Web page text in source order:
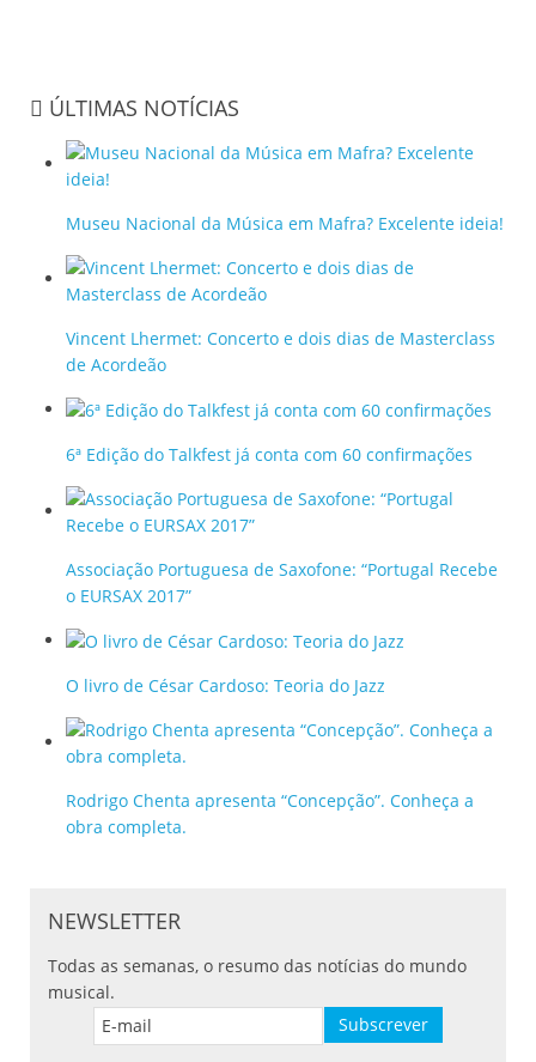
ÚLTIMAS NOTÍCIAS
Museu Nacional da Música em Mafra? Excelente ideia!
Vincent Lhermet: Concerto e dois dias de Masterclass
de Acordeão
6ª Edição do Talkfest já conta com 60 confirmações
Associação Portuguesa de Saxofone: “Portugal Recebe
o EURSAX 2017”
O livro de César Cardoso: Teoria do Jazz
Rodrigo Chenta apresenta “Concepção”. Conheça a
obra completa.
NEWSLETTER
Todas as semanas, o resumo das notícias do mundo
musical.